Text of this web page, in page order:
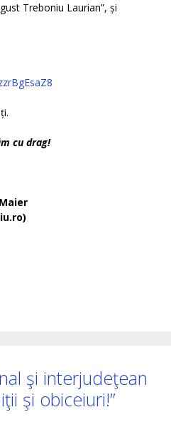
Treboniu Laurian”, și
cu drag!
şi interjudeţean
şi obiceiuri!”